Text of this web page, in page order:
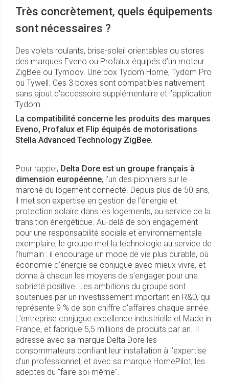
Très concrètement, quels équipements
sont nécessaires ?
Des volets roulants, brise-soleil orientables ou stores
des marques Eveno ou Profalux équipés d’un moteur
ZigBee ou Tymoov. Une box Tydom Home, Tydom Pro
ou Tywell. Ces 3 boxes sont compatibles nativement
sans ajout d'accessoire supplémentaire et l’application
Tydom.
La compatibilité concerne les produits des marques
Eveno, Profalux et Flip équipés de motorisations
Stella Advanced Technology ZigBee.
Pour rappel, Delta Dore est un groupe français à
dimension européenne, l’un des pionniers sur le
marché du logement connecté. Depuis plus de 50 ans,
il met son expertise en gestion de l’énergie et
protection solaire dans les logements, au service de la
transition énergétique. Au-delà de son engagement
pour une responsabilité sociale et environnementale
exemplaire, le groupe met la technologie au service de
l’humain : il encourage un mode de vie plus durable, où
économie d’énergie se conjugue avec mieux vivre, et
donne à chacun les moyens de s'engager pour une
sobriété positive. Les ambitions du groupe sont
soutenues par un investissement important en R&D, qui
représente 9 % de son chiffre d'affaires chaque année.
L'entreprise conjugue excellence industrielle et Made in
France, et fabrique 5,5 millions de produits par an. Il
adresse avec sa marque Delta Dore les
consommateurs confiant leur installation à l’expertise
d’un professionnel, et avec sa marque HomePilot, les
adeptes du "faire soi-même".